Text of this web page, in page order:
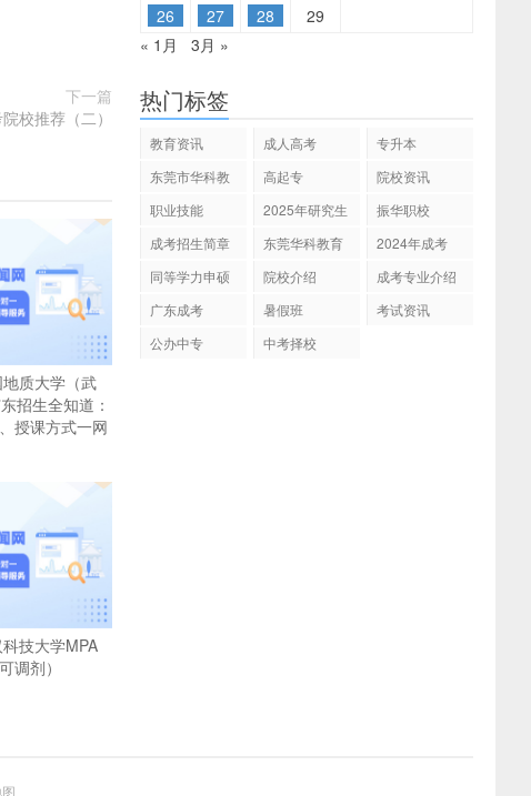
下一篇
校推荐（二）
质大学（武
招生全知道：
授课方式一网
技大学MPA
调剂）
26
27 28
29
« 1月
3月 »
热门标签
教育资讯 成人高考
专升本
东莞市华科教
高起专
院校资讯
职业技能
2025年研究生
振华职校
成考招生简章
东莞华科教育
2024年成考
同等学力申硕
院校介绍
成考专业介绍
广东成考
暑假班
考试资讯
公办中专
中考择校